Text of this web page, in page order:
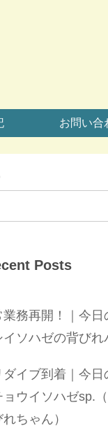
お問い合
Posts
業務再開！｜今日
イソハゼの背びれ
ダイブ到着｜今日
ョウイソハゼsp.
ちゃん）